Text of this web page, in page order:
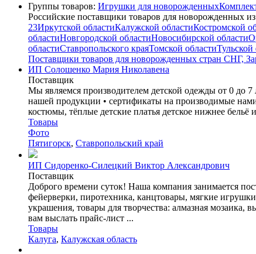
Группы товаров: Игрушки для новорожденных
Российские поставщики товаров для новорожденных
23Иркутской областиКалужской областиКостромской
областиНовгородской областиНовосибирской области
областиСтавропольского краяТомской областиТульской
Поставщики товаров для новорожденных стран СНГ,
ИП Солошенко Мария Николавена
Поставщик
Мы являемся производителем детской одежды от 0 до
нашей продукции • сертификаты на производимые
костюмы, тёплые детские платья детское нижнее бельё
Товары
Фото
Пятигорск, Ставропольский край
ИП Сидоренко-Силецкий Виктор Александрович
Поставщик
Доброго времени суток! Наша компания занимается
фейерверки, пиротехника, канцтовары, мягкие
украшения, товары для творчества: алмазная мозаика,
вам выслать прайс-лист ...
Товары
Калуга, Калужская область